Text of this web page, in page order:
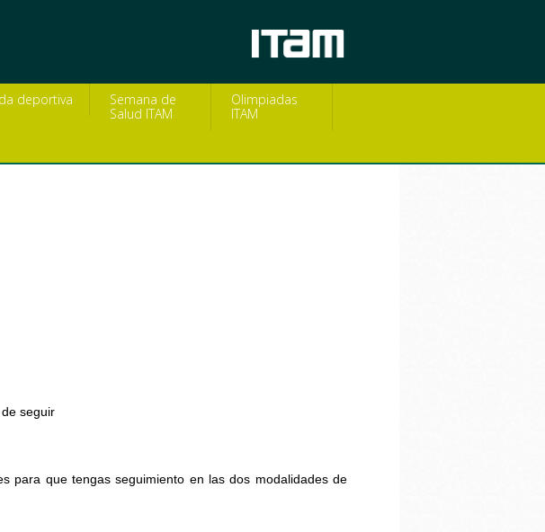
deportiva
Semana de
Salud ITAM
Olimpiadas
ITAM
seguir
para que tengas seguimiento en las dos modalidades de